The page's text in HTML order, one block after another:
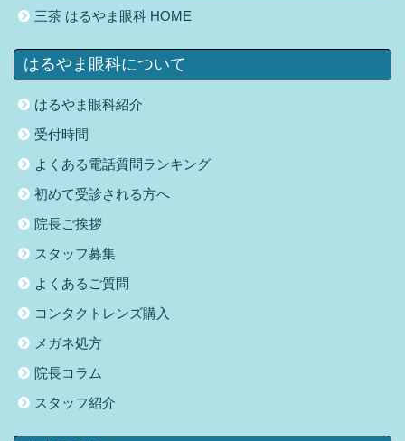
三茶 はるやま眼科 HOME
はるやま眼科について
はるやま眼科紹介
受付時間
よくある電話質問ランキング
初めて受診される方へ
院長ご挨拶
スタッフ募集
よくあるご質問
コンタクトレンズ購入
メガネ処方
院長コラム
スタッフ紹介